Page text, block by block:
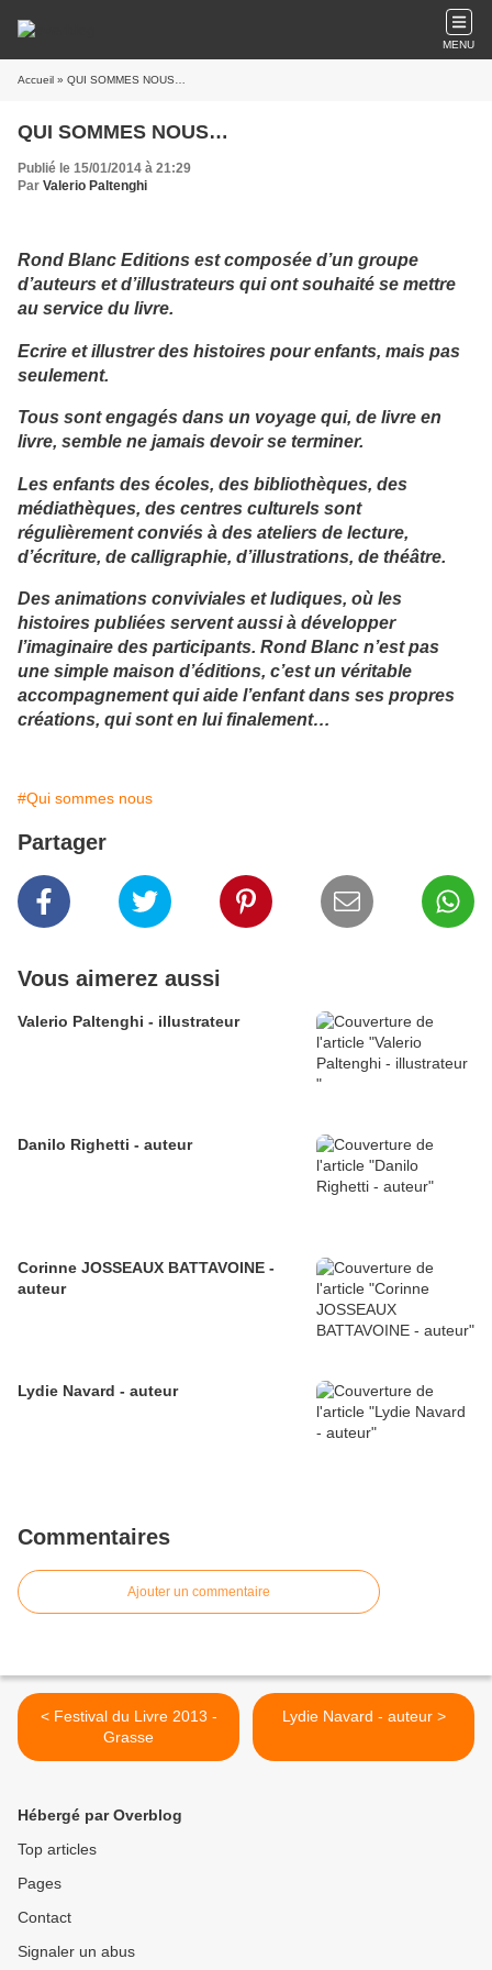
MENU
Accueil » QUI SOMMES NOUS…
QUI SOMMES NOUS…
Publié le 15/01/2014 à 21:29
Par Valerio Paltenghi
Rond Blanc Editions est composée d’un groupe
d’auteurs et d’illustrateurs qui ont souhaité se mettre
au service du livre.
Ecrire et illustrer des histoires pour enfants, mais pas
seulement.
Tous sont engagés dans un voyage qui, de livre en
livre, semble ne jamais devoir se terminer.
Les enfants des écoles, des bibliothèques, des
médiathèques, des centres culturels sont
régulièrement conviés à des ateliers de lecture,
d’écriture, de calligraphie, d’illustrations, de théâtre.
Des animations conviviales et ludiques, où les
histoires publiées servent aussi à développer
l’imaginaire des participants. Rond Blanc n’est pas
une simple maison d’éditions, c’est un véritable
accompagnement qui aide l’enfant dans ses propres
créations, qui sont en lui finalement…
#Qui sommes nous
Partager
Vous aimerez aussi
Valerio Paltenghi - illustrateur
Danilo Righetti - auteur
Corinne JOSSEAUX BATTAVOINE -
auteur
Lydie Navard - auteur
Commentaires
Ajouter un commentaire
< Festival du Livre 2013 -
Grasse
Lydie Navard - auteur >
Hébergé par Overblog
Top articles
Pages
Contact
Signaler un abus